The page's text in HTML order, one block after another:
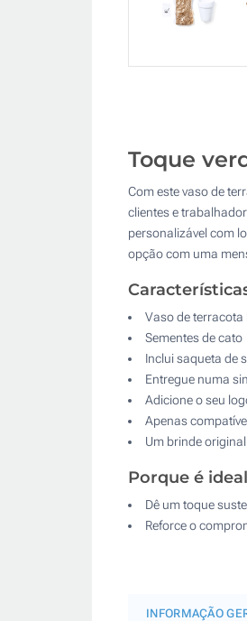
Toque
Com este vaso de
clientes e
personalizável com
opção com uma
Vaso de
Sementes de cato
Inclui saqueta de
Entregue numa
Adicione o seu
Apenas
Um brinde
Porque é
Dê um toque
Reforce o
INFORMAÇÃO